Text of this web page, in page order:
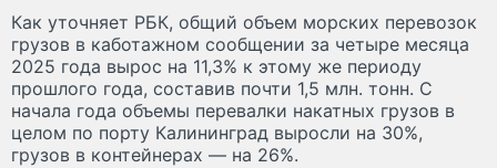
Как уточняет РБК, общий объем морских перевозок
грузов в каботажном сообщении за четыре месяца
2025 года вырос на 11,3% к этому же периоду
прошлого года, составив почти 1,5 млн. тонн. С
начала года объемы перевалки накатных грузов в
целом по порту Калининград выросли на 30%,
грузов в контейнерах — на 26%.